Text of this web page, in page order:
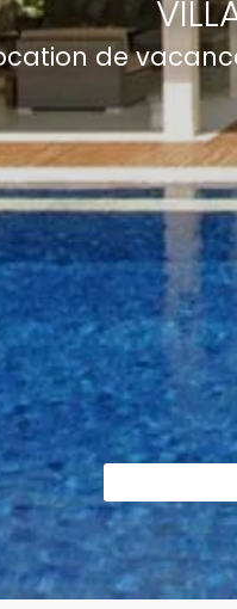
de